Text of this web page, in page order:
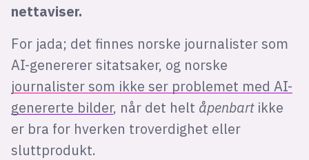
nettaviser.
For jada; det finnes norske journalister som
AI-genererer sitatsaker, og norske
journalister som ikke ser problemet med AI-
genererte bilder, når det helt åpenbart ikke
er bra for hverken troverdighet eller
sluttprodukt.